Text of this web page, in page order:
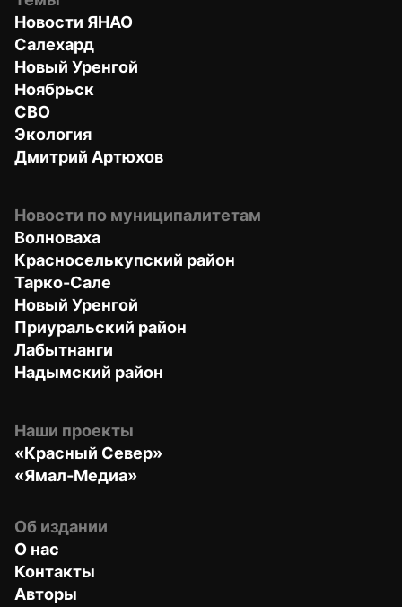
Новости ЯНАО
Салехард
Новый Уренгой
Ноябрьск
СВО
Экология
Дмитрий Артюхов
Новости по муниципалитетам
Волноваха
Красноселькупский район
Тарко-Сале
Новый Уренгой
Приуральский район
Лабытнанги
Надымский район
Наши проекты
«Красный Север»
«Ямал-Медиа»
Об издании
О нас
Контакты
Авторы